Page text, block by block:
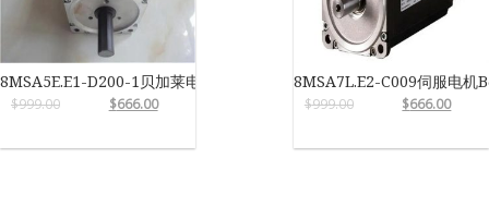
8MSA5E.E1-D200-1贝加莱电机
$999.00 $666.00
8MSA7L.E2-C009伺服电机
$999.00 $666.00